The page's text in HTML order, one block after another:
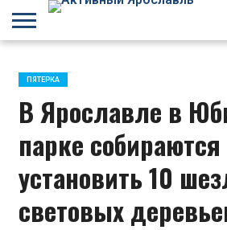
ЗАВОЛГА
КИРОВСКИЙ
НЕФТЕСТРОЙ
ПЕРЕКОП
ПЯТЕРКА
ФРУНЗЕНСКИЙ
ПРОЧЕЕ
ПЯТЕРКА
В Ярославле в
парке собираются
установить 10
световых